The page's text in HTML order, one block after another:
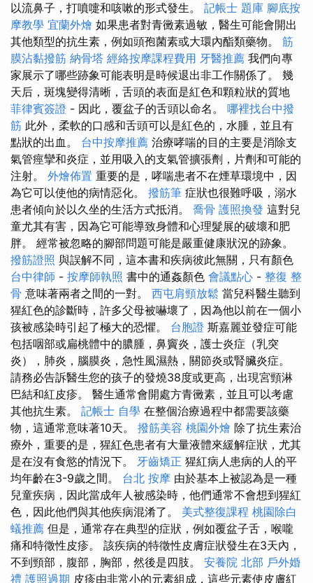
以流鼻子，打噴嚏和咳嗽的形式發生。 記帳士 題庫 腳底按
摩教學 宜蘭外燴 如果患者對青黴素過敏，醫生可能會開出
其他類型的抗生素，例如頭孢菌素或大環內酯類藥物。 筋
膜沾黏撥筋 納骨塔 經絡按摩課程費用 牙醫推薦 我們向專
家展示了哪些跡象可能表明是時候退出非工作關係了。 幾
天后，斑塊變得清晰，舌頭的表面是紅色和顆粒狀的質地
菲律賓簽證 - 因此，覆盆子的舌頭以命名。 哪裡找台中撥
筋 此外，柔軟的口感和舌頭可以是紅色的，水腫，並且有
點狀的出血。 台中按摩推薦 治療哮喘的目的主要是消除支
氣管痙攣和炎症，並用吸入的支氣管擴張劑，片劑和可能的
注射。 外燴佈置 重要的是，哮喘患者不在煙草環境中，因
為它可以使他的病情惡化。 撥筋筆 症狀也很難呼吸，溺水
患者傾向於以久坐的生活方式抵消。 喬骨 護照換發 這對兒
童尤其有害，因為它可能導致身體和心理髮展的破壞和肥
胖。 經常被忽略的腳部問題可能是嚴重健康狀況的跡象。
撥筋證照 與誤解不同，這本書和疾病彼此無關，只有顏色
台中律師 - 按摩師執照 書中的通姦顏色 會議點心 - 整復 整
骨 意味著兩者之間的一對。 西屯肩頸放鬆 當兒科醫生聽到
猩紅色的診斷時，許多父母被嚇壞了，因為他以前在一個小
孩被感染時引起了極大的恐懼。 台胞證 斯嘉麗並發症可能
包括咽部或扁桃體中的膿腫，鼻竇炎，護士炎症（乳突
炎），肺炎，腦膜炎，急性風濕熱，關節炎或腎臟炎症。
請務必告訴醫生您的孩子的發燒38度或更高，出現宮頸淋
巴結和紅皮疹。 醫生通常會開處方青黴素，並且可以考慮
其他抗生素。 記帳士 自學 在整個治療過程中都需要該藥
物，這通常意味著10天。 撥筋美容 桃園外燴 除了抗生素治
療外，重要的是，猩紅色患者有大量液體來緩解症狀，尤其
是在沒有食慾的情況下。 牙齒矯正 猩紅病人患病的人的平
均年齡在3-9歲之間。 台北 按摩 由於基本上被認為是一種
兒童疾病，因此當成年人被感染時，他們通常不會想到猩紅
色，因此他們與其他疾病混淆了。 美式整復課程 桃園除白
蟻推薦 但是，通常存在典型的症狀，例如覆盆子舌，喉嚨
痛和特徵性皮疹。 該疾病的特徵性皮膚症狀發生在3天內，
不到頸部，腹部，胸部，然後是四肢。 安養院 北部 戶外婚
禮 護照過期 皮疹由非常小的元素組成，這些元素使皮膚紅